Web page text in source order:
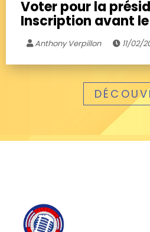
Voter pour la
Inscription avant
Anthony Verpillon 11/02/